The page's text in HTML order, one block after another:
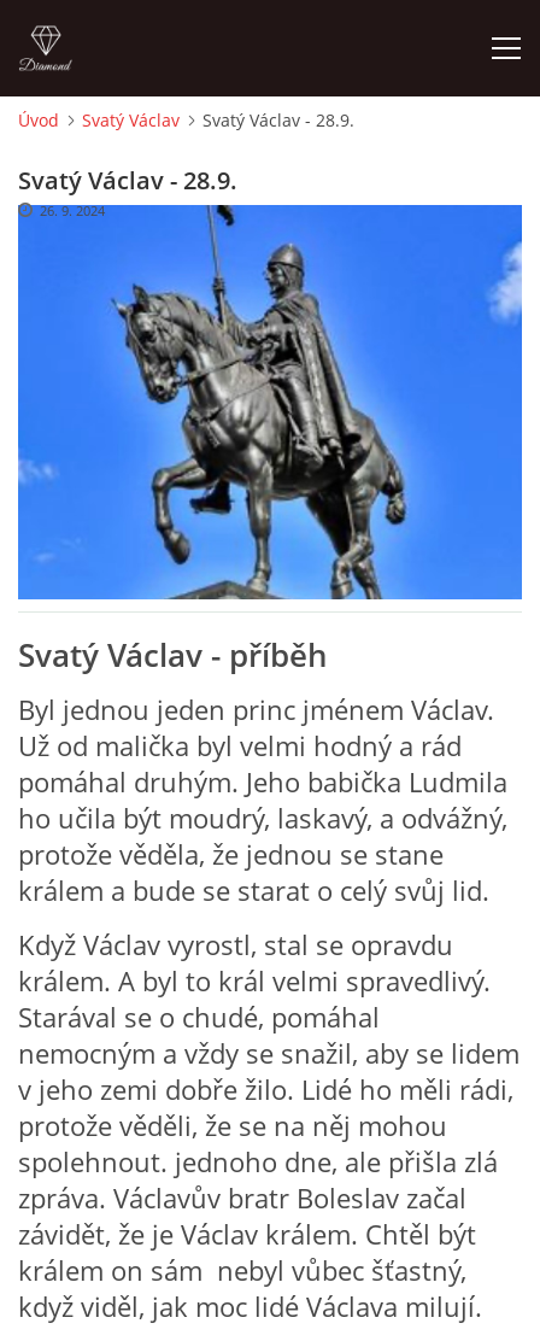
O MĚ
FOTOALBUM
DĚJINY VÝTVARNÉHO UMĚNÍ
NOVINKY ZE ŠKOLSTVÍ 2025
ROČNÍ PLÁN - INSPIRACE /DLE NOVÉHO RVP PV 2025
VZDĚLÁVACÍ BLOK ZÁŘÍ
VZDĚLÁVACÍ BLOK ŘÍJEN
VZDĚLÁVACÍ BLOK LISTOPAD
VZDĚLÁVACÍ BLOK PROSINEC
VZDĚLÁVACÍ BLOK LEDEN
VZDĚLÁVACÍ BLOK ÚNOR
VZDĚLÁVACÍ BLOK BŘEZEN
VZDĚLÁVACÍ BLOK DUBEN
VÝTVARNÉ TECHNIKY
VÝTVARNÉ POMŮCKY
VÝTVARNÉ AKTIVITY - JARO
Úvod Svatý Václav Svatý Václav - 28.9.
Svatý Václav - 28.9.
26. 9. 2024
Svatý Václav - příběh
Byl jednou jeden princ jménem Václav.
Už od malička byl velmi hodný a rád
pomáhal druhým. Jeho babička Ludmila
ho učila být moudrý, laskavý, a odvážný,
protože věděla, že jednou se stane
králem a bude se starat o celý svůj lid.
Když Václav vyrostl, stal se opravdu
králem. A byl to král velmi spravedlivý.
Starával se o chudé, pomáhal
nemocným a vždy se snažil, aby se lidem
v jeho zemi dobře žilo. Lidé ho měli rádi,
protože věděli, že se na něj mohou
spolehnout. jednoho dne, ale přišla zlá
zpráva. Václavův bratr Boleslav začal
závidět, že je Václav králem. Chtěl být
králem on sám nebyl vůbec šťastný,
když viděl, jak moc lidé Václava milují.